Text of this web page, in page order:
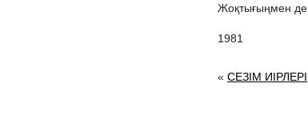
Жоқтығыңмен де
1981
« СЕЗІМ ИІРЛЕРІ